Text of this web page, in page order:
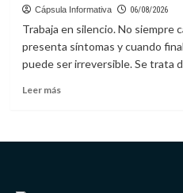
geológico
Luna
con
Chang’e-
Cápsula Informativa 06/08/2026
Trabaja en silencio. No siempre
presenta síntomas y cuando
puede ser irreversible. Se trata
Leer másLeer